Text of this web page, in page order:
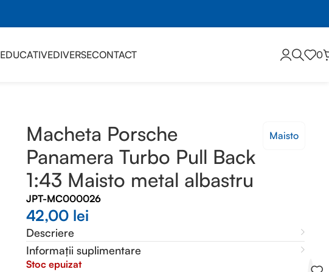
EDUCATIVEDIVERSECONTACT
0
Macheta Porsche
Panamera Turbo Pull Back
1:43 Maisto metal albastru
Maisto
JPT-MC000026
42,00 lei
Descriere
Informații suplimentare
Stoc epuizat